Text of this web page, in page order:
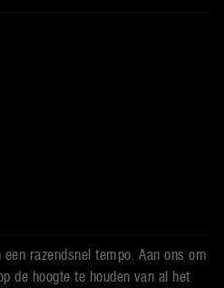
razendsnel tempo. Aan ons om
de hoogte te houden van al het